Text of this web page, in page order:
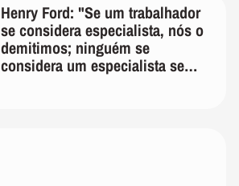
Henry Ford: "Se um trabalhador
se considera especialista, nós o
demitimos; ninguém se
considera um especialista se